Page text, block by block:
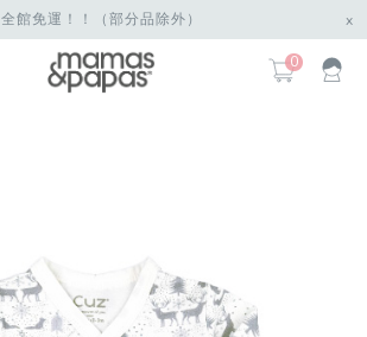
全館免運！！（部分品除外） x
0